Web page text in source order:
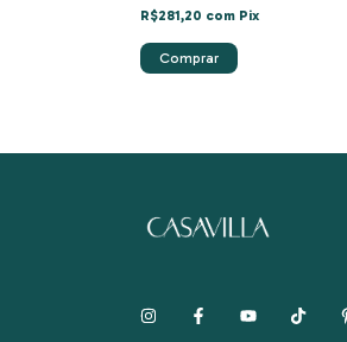
R$281,20 com Pix
Comprar